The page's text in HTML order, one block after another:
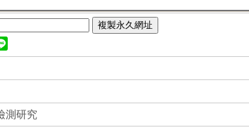
複製永久網址
測研究